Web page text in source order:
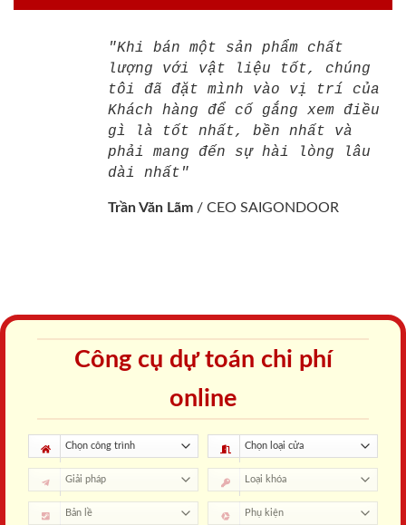
"Khi bán một sản phẩm chất
lượng với vật liệu tốt, chúng
tôi đã đặt mình vào vị trí của
Khách hàng để cố gắng xem điều
gì là tốt nhất, bền nhất và
phải mang đến sự hài lòng lâu
dài nhất"
Trần Văn Lãm / CEO SAIGONDOOR
Công cụ dự toán chi phí
online